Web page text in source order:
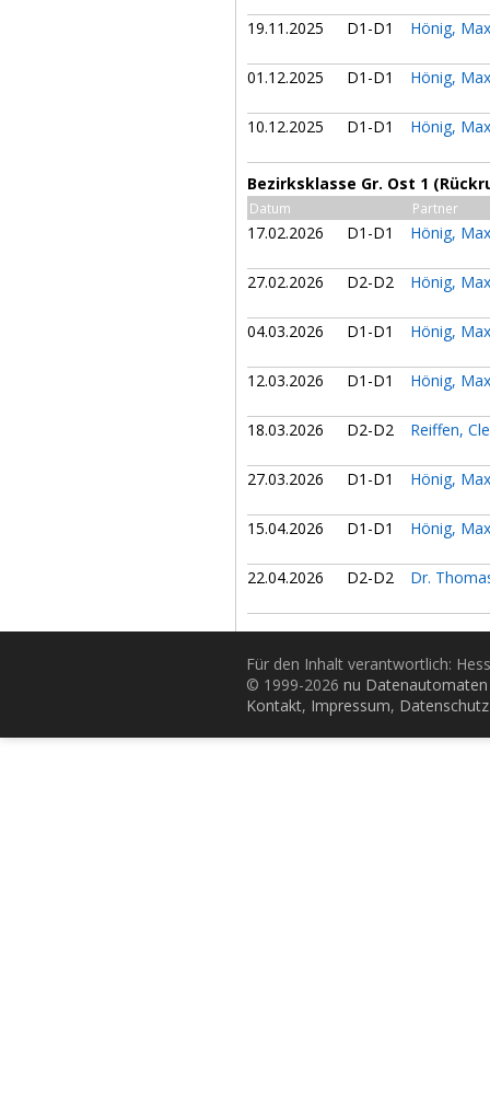
19.11.2025 D1-D1 Hönig,
01.12.2025 D1-D1 Hönig,
10.12.2025 D1-D1 Hönig,
Bezirksklasse Gr. Ost 1
Datum Partner
17.02.2026 D1-D1 Hönig,
27.02.2026 D2-D2 Hönig,
04.03.2026 D1-D1 Hönig,
12.03.2026 D1-D1 Hönig,
18.03.2026 D2-D2 Reiffen,
27.03.2026 D1-D1 Hönig,
15.04.2026 D1-D1 Hönig,
22.04.2026 D2-D2 Dr.
Für den Inhalt verantwortlich:
© 1999-2026 nu
Kontakt, Impressum, Datenschutz